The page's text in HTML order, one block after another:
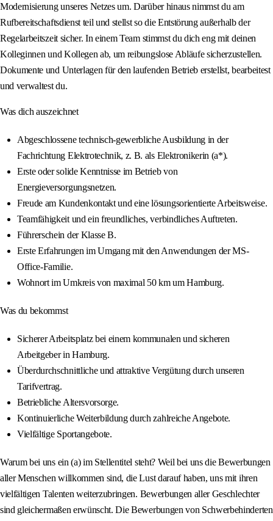
Modernisierung unseres Netzes um. Darüber hinaus nimmst du am
Rufbereitschaftsdienst teil und stellst so die Entstörung außerhalb der
Regelarbeitszeit sicher. In einem Team stimmst du dich eng mit deinen
Kolleginnen und Kollegen ab, um reibungslose Abläufe sicherzustellen.
Dokumente und Unterlagen für den laufenden Betrieb erstellst, bearbeitest
und verwaltest du.
Was dich auszeichnet
Abgeschlossene technisch-gewerbliche Ausbildung in der
Fachrichtung Elektrotechnik, z. B. als Elektronikerin (a*).
Erste oder solide Kenntnisse im Betrieb von
Energieversorgungsnetzen.
Freude am Kundenkontakt und eine lösungsorientierte Arbeitsweise.
Teamfähigkeit und ein freundliches, verbindliches Auftreten.
Führerschein der Klasse B.
Erste Erfahrungen im Umgang mit den Anwendungen der MS-
Office-Familie.
Wohnort im Umkreis von maximal 50 km um Hamburg.
Was du bekommst
Sicherer Arbeitsplatz bei einem kommunalen und sicheren
Arbeitgeber in Hamburg.
Überdurchschnittliche und attraktive Vergütung durch unseren
Tarifvertrag.
Betriebliche Altersvorsorge.
Kontinuierliche Weiterbildung durch zahlreiche Angebote.
Vielfältige Sportangebote.
Warum bei uns ein (a) im Stellentitel steht? Weil bei uns die Bewerbungen
aller Menschen willkommen sind, die Lust darauf haben, uns mit ihren
vielfältigen Talenten weiterzubringen. Bewerbungen aller Geschlechter
sind gleichermaßen erwünscht. Die Bewerbungen von Schwerbehinderten